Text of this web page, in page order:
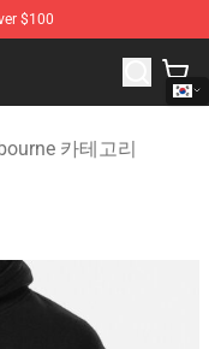
$100
Osbourne
카테고리